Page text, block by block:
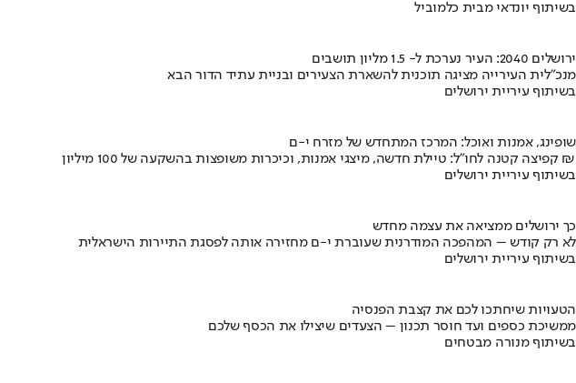
בשיתוף יונדאי מבית כלמוביל
ירושלים 2040: העיר נערכת ל- 1.5 מליון תושבים
מנכ"לית העירייה מציגה תוכנית להשארת הצעירים ובניית עתיד הדור הבא
בשיתוף עיריית ירושלים
שופינג, אמנות ואוכל: המרכז המתחדש של מזרח י-ם
קפיצה קטנה לחו"ל: טיילת חדשה, מיצגי אמנות, וכיכרות משופצות בהשקעה של 100 מיליון ₪
בשיתוף עיריית ירושלים
כך ירושלים ממציאה את עצמה מחדש
לא רק קודש – המהפכה המודרנית שעוברת י-ם מחזירה אותה לפסגת התיירות הישראלית
בשיתוף עיריית ירושלים
הטעויות שיחתכו לכם את קצבת הפנסיה
ממשיכת כספים ועד חוסר תכנון – הצעדים שיצילו את הכסף שלכם
בשיתוף מנורה מבטחים